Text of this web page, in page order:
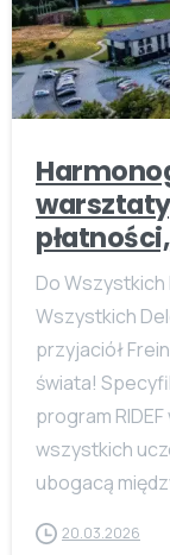
Do Wszystkich
Wszystkich
przyjaciół
świata!
program
wszystkich
ubogacą
20.03.2026